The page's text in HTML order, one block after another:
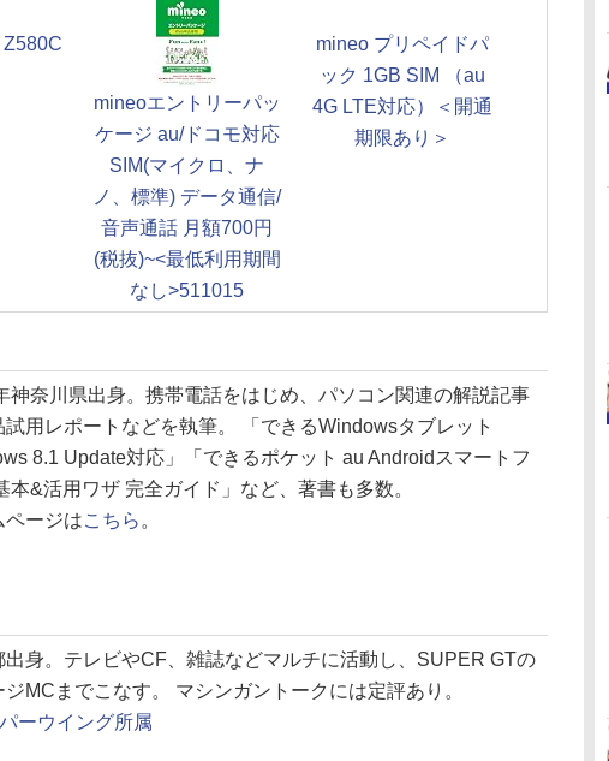
mineoエントリーパッ
ケージ au/ドコモ対応
SIM(マイクロ、ナ
ノ、標準) データ通信/
音声通話 月額700円
(税抜)~<最低利用期間
なし>511015
mineo プリペイドパ
ック 1GB SIM （au
4G LTE対応）＜開通
期限あり＞
神奈川県出身。携帯電話をはじめ、パソコン関連の解説記事
試用レポートなどを執筆。 「できるWindowsタブレット
8.1 Update対応」「できるポケット au Androidスマートフ
本&活用ワザ 完全ガイド」など、著書も多数。
ページはこちら 。
出身。テレビやCF、雑誌などマルチに活動し、SUPER GTの
ジMCまでこなす。 マシンガントークには定評あり。
ーウイング所属